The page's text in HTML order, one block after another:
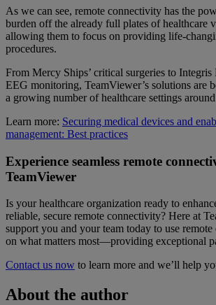
As we can see, remote connectivity has the
burden off the already full plates of healthcare
allowing them to focus on providing life-
procedures.
From Mercy Ships’ critical surgeries to Integris
EEG monitoring, TeamViewer’s solutions are
a growing number of healthcare settings
Learn more: Securing medical devices and
management: Best practices
Experience seamless remote
TeamViewer
Is your healthcare organization ready to
reliable, secure remote connectivity? Here at
support you and your team today to use
on what matters most—providing exceptional
Contact us now to learn more and we’ll help
About the author